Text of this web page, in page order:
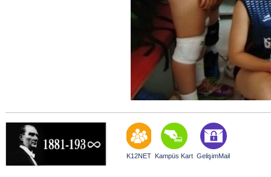
K12NET Kampüs Kart GelişimMail